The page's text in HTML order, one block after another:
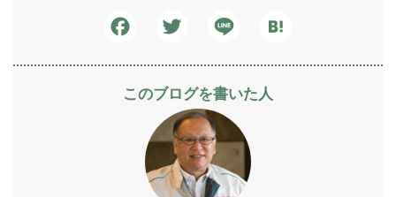
このブログを書いた人